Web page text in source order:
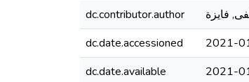
dc.contributor.author
فايزة
dc.date.accessioned
2021-
dc.date.available
2021-